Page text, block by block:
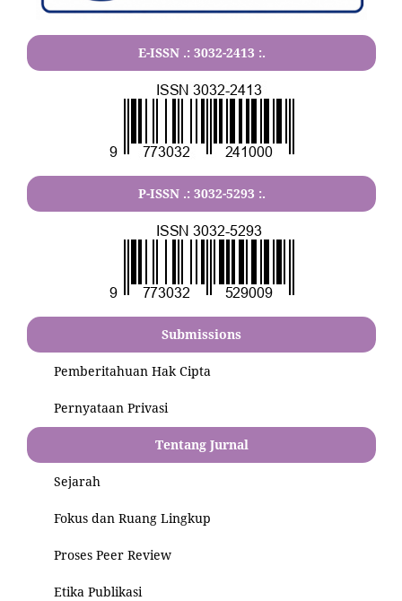
E-ISSN .: 3032-2413 :.
P-ISSN .: 3032-5293 :.
Submissions
Pemberitahuan Hak Cipta
Pernyataan Privasi
Tentang Jurnal
Sejarah
Fokus dan Ruang Lingkup
Proses Peer Review
Etika Publikasi